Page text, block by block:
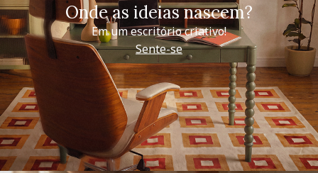
Onde as ideias nascem?
Em um escritório criativo!
Sente-se